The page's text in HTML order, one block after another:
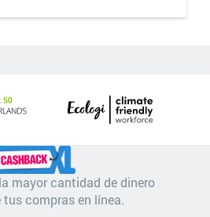
mayor cantidad de dinero
tus compras en línea.